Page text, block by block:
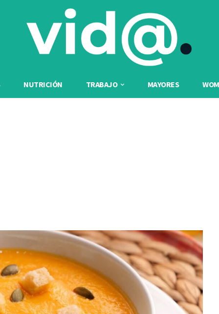
NUTRICIÓN TRABAJO MAYORES